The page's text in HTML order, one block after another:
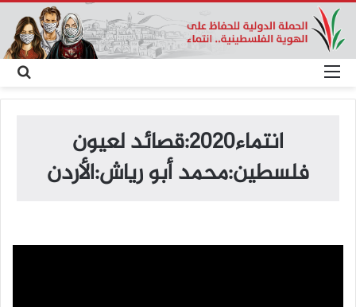
عن
انتماء2020:قصائد لعيون
فلسطين:محمد أبو رياش:الأردن